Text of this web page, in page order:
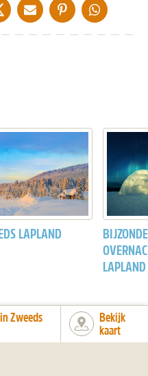
FACEBOOK
OP XDELEN VIA DE MAIL
DELEN OP PINTEREST
DELEN OP
LAPLAND
LAPLAND
Zweeds
Bekijk
kaart